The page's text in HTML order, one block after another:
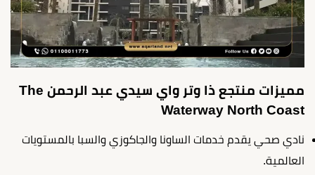
مميزات منتجع ذا وتر واي سيدي عبد الرحمن The
Waterway North Coast
نادي صحي يقدم خدمات الساونا والجاكوزي والسبا بالمستويات
العالمية.